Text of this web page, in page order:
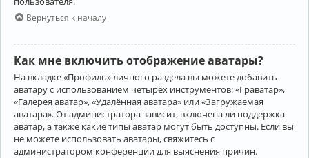
Вернуться к началу
Как мне включить отображение аватары?
На вкладке «Профиль» личного раздела вы можете добавить
аватару с использованием четырёх инструментов: «Граватар»,
«Галерея аватар», «Удалённая аватара» или «Загружаемая
аватара». От администратора зависит, включена ли поддержка
аватар, а также какие типы аватар могут быть доступны. Если вы
не можете использовать аватары, свяжитесь с
администратором конференции для выяснения причин.